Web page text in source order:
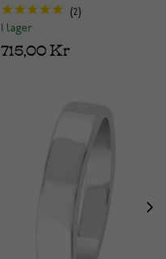
2
I lager
715,00 Kr